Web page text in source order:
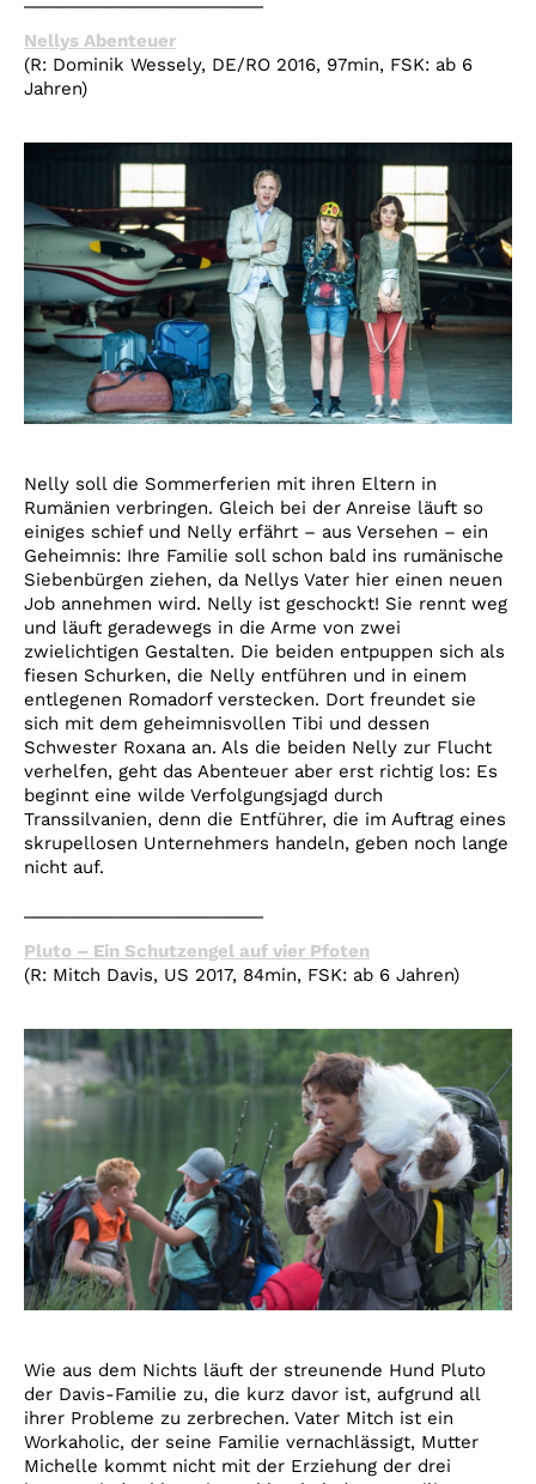
Nellys Abenteuer
(R: Dominik Wessely, DE/RO 2016, 97min, FSK: ab 6
Jahren)
Nelly soll die Sommerferien mit ihren Eltern in
Rumänien verbringen. Gleich bei der Anreise läuft so
einiges schiefund Nelly erfährt – aus Versehen – ein
Geheimnis: Ihre Familie soll schon bald ins rumänische
Siebenbürgen ziehen, da Nellys Vater hier einen neuen
Job annehmen wird. Nelly ist geschockt! Sie rennt weg
und läuft geradewegs in die Arme von zwei
zwielichtigen Gestalten. Die beiden entpuppen sich als
fiesen Schurken, die Nelly entführen und in einem
entlegenen Romadorf verstecken. Dort freundet sie
sich mit dem geheimnisvollen Tibi und dessen
Schwester Roxana an. Als die beiden Nelly zur Flucht
verhelfen, geht das Abenteuer aber erst richtig los: Es
beginnt eine wilde Verfolgungsjagd durch
Transsilvanien, denn die Entführer, die im Auftrag eines
skrupellosen Unternehmers handeln, geben noch lange
nicht auf.
Pluto – Ein Schutzengel auf vier Pfoten
(R: Mitch Davis, US 2017, 84min, FSK: ab 6 Jahren)
Wie aus dem Nichts läuft der streunende Hund Pluto
der Davis-Familie zu, die kurz davor ist, aufgrund all
ihrer Probleme zu zerbrechen. Vater Mitch ist ein
Workaholic, der seine Familie vernachlässigt, Mutter
Michelle kommt nicht mit der Erziehung der drei